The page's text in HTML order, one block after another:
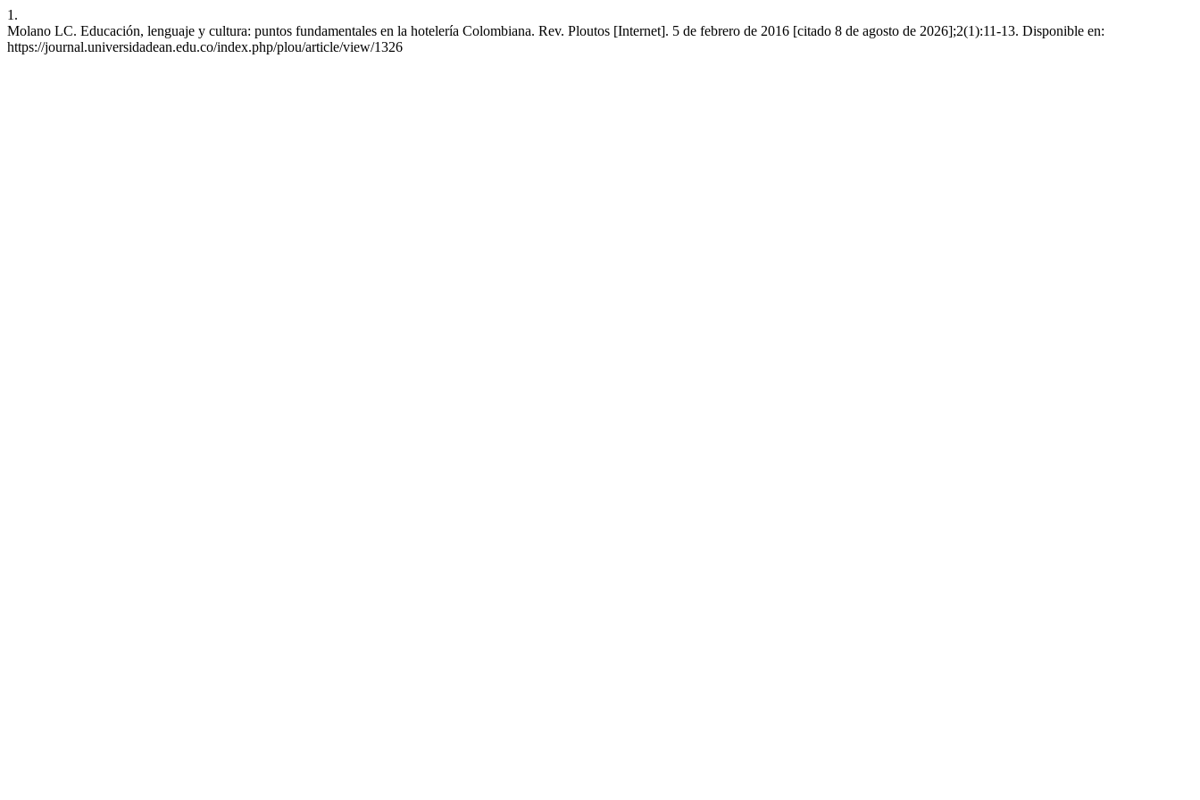
1.
Molano LC. Educación, lenguaje y cultura: puntos fundamentales en la hotelería Colombiana. Rev. Ploutos [Internet]. 5 de febrero de 2016 [citado 8 de agosto de 2026];2(1):11-13. Disponible en:
https://journal.universidadean.edu.co/index.php/plou/article/view/1326